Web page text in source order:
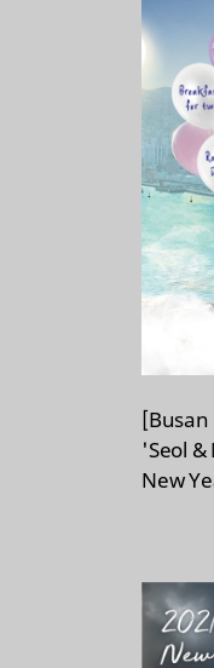
[Busan
'Seol
New